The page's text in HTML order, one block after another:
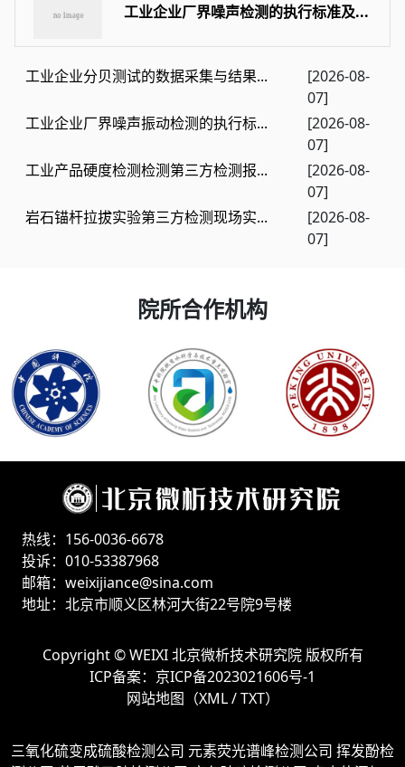
工业企业厂界噪声检测的执行标准及...
工业企业分贝测试的数据采集与结果...
[2026-08-
07]
工业企业厂界噪声振动检测的执行标...
[2026-08-
07]
工业产品硬度检测检测第三方检测报...
[2026-08-
07]
岩石锚杆拉拔实验第三方检测现场实...
[2026-08-
07]
院所合作机构
热线：156-0036-6678
投诉：010-53387968
邮箱：weixijiance@sina.com
地址：北京市顺义区林河大街22号院9号楼
Copyright ©WEIXI 北京微析技术研究院版权所有
ICP备案： 京ICP备2023021606号-1
网站地图（XML/TXT）
三氧化硫变成硫酸检测公司 元素荧光谱峰检测公司 挥发酚检